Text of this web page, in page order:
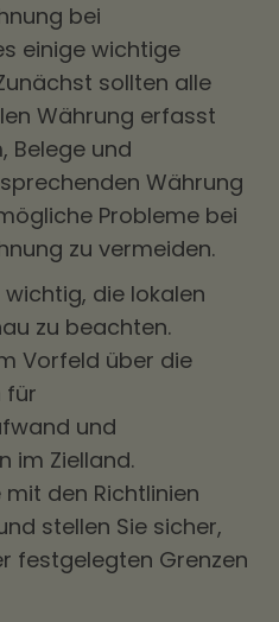
bei
einige wichtige
sollten alle
Währung erfasst
Belege und
Währung
Probleme bei
zu vermeiden.
die lokalen
zu beachten.
Vorfeld über die
für
und
im Zielland.
den Richtlinien
stellen Sie sicher,
festgelegten Grenzen